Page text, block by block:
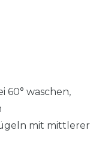
60° waschen,
mit mittlerer